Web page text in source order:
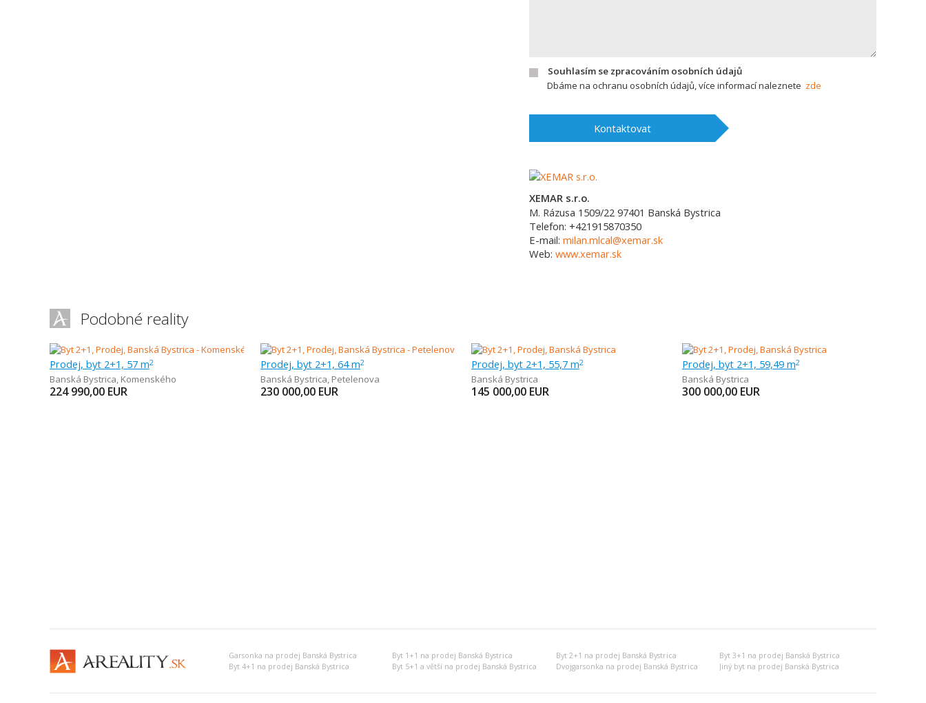
Souhlasím se zpracováním osobních údajů
Dbáme na ochranu osobních údajů, více informací naleznete zde
Kontaktovat
XEMAR s.r.o.
M. Rázusa 1509/22 97401 Banská Bystrica
Telefon: +421915870350
E-mail: milan.mlcal@xemar.sk
Web: www.xemar.sk
Podobné reality
Prodej, byt 2+1, 57 m2
Banská Bystrica, Komenského
224 990,00 EUR
Prodej, byt 2+1, 64 m2
Banská Bystrica, Petelenova
230 000,00 EUR
Prodej, byt 2+1, 55,7 m2
Banská Bystrica
145 000,00 EUR
Prodej, byt 2+1, 59,49 m2
Banská Bystrica
300 000,00 EUR
Garsonka na prodej Banská Bystrica Byt 1+1 na prodej Banská Bystrica Byt 2+1 na prodej Banská Bystrica
Byt 3+1 na prodej Banská Bystrica
Byt 4+1 na prodej Banská Bystrica
Byt 5+1 a větší na prodej Banská Bystrica Dvojgarsonka na prodej Banská Bystrica Jiný byt na prodej Banská Bystrica